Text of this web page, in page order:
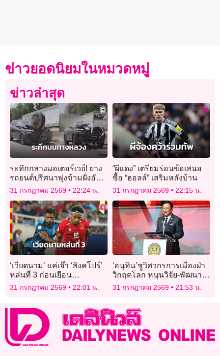
ข่าวยอดนิยมในหมวดหมู่
ข่าวล่าสุด
ระทึกกลางมอเตอร์เวย์! ยาง
รถยนต์ปริศนาพุ่งข้ามฝั่งอัด
กระจกหน้ารถเอสยูวีพังยับ
31 กรกฎาคม 2569 22:24 น.
“ผีแดง” เตรียมร่อนข้อเสนอ
ซื้อ “ฮอลล์” เสริมหลังบ้าน
31 กรกฎาคม 2569 22:15 น.
‘เวียดนาม’ แค่เจ๊า ‘สิงคโปร์’
หล่นที่ 3 ก่อนเยือน
‘อินโดนีเซีย’
31 กรกฎาคม 2569 22:01 น.
‘อนุทิน’ชูวิศวกรการเมืองฝ่า
วิกฤตโลก หนุนวิจัย-พัฒนา
วางกรอบรับเทรนด์เอไอ
31 กรกฎาคม 2569 21:53 น.